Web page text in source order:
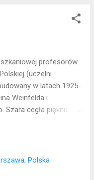
profesorów
(uczelni
w latach 1925-
Weinfelda i
Szara cegła pięknie
tylko w jednym
się oryginalne
zrobiono remont, w
Polska